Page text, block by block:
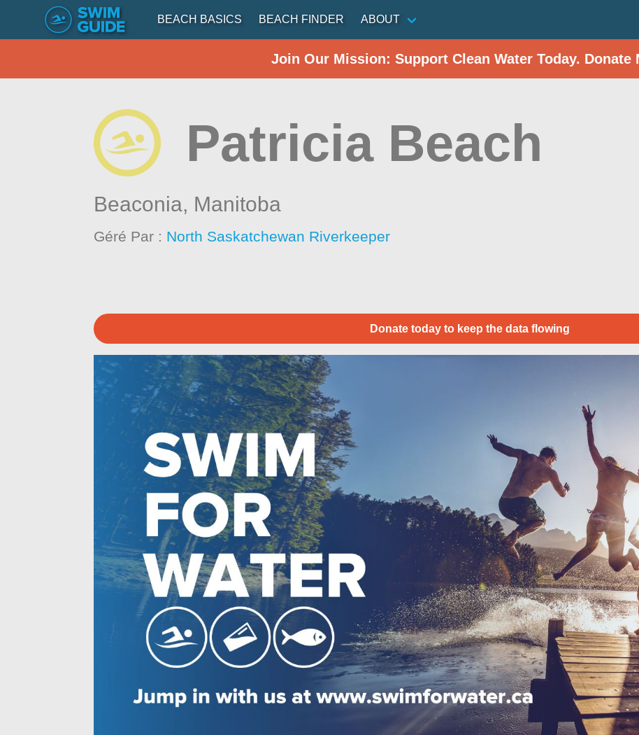
BEACH BASICS BEACH FINDER ABOUT
Join Our Mission: Support Clean Water Today. Donate
Patricia Beach
Beaconia, Manitoba
Géré Par : North Saskatchewan Riverkeeper
Donate today to keep the data flowing